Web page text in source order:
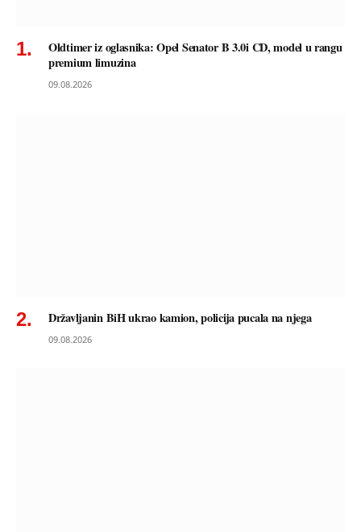
Oldtimer iz oglasnika: Opel Senator B 3.0i CD, model u rangu
premium limuzina
09.08.2026
Državljanin BiH ukrao kamion, policija pucala na njega
09.08.2026